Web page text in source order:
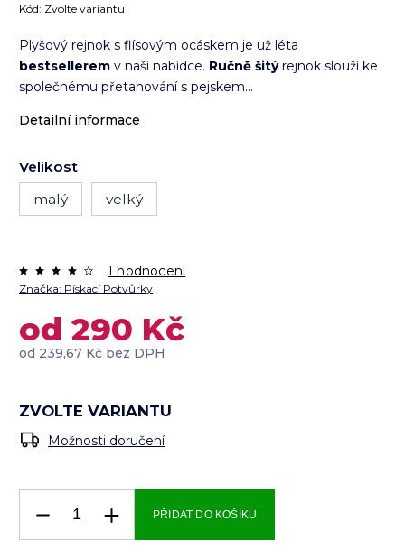
Kód: Zvolte variantu
Plyšový rejnok s flísovým ocáskem je už léta
bestsellerem v naší nabídce. Ručně šitýrejnok slouží ke
společnému přetahování s pejskem...
Detailní informace
Velikost
malý
velký
Značka: Pískací Potvůrky
1 hodnocení
od 290 Kč
od 239,67 Kč bez DPH
ZVOLTE VARIANTU
Možnosti doručení
PŘIDAT DO KOŠÍKU